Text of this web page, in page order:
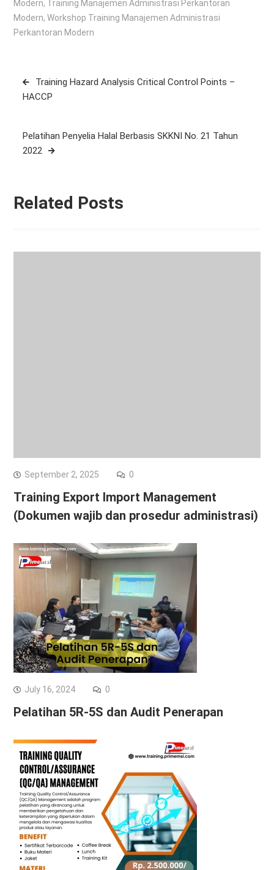
Modern,
Training Manajemen Administrasi Perkantoran
Modern, Workshop Training Manajemen Administrasi
Perkantoran Modern
Post
navigation
Training Hazard Analysis Critical Control Points –
HACCP
Pelatihan Penyelia Halal Berbasis SKKNI No. 21 Tahun
2022
Related Posts
September 2, 2025 0
Training Export Import Management
(Dokumen wajib dan prosedur administrasi)
July 16, 2024 0
Pelatihan 5R-5S dan Audit Penerapan